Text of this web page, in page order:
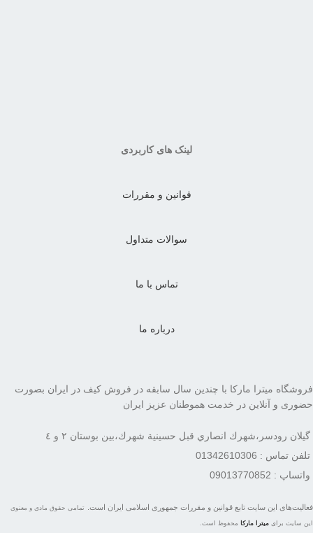
لینک های کاربردی
قوانین و مقررات
سوالات متداول
تماس با ما
درباره ما
فروشگاه میترا مارکا با چندین سال سابقه در فروش کیف در ایران بصورت
حضوری و آنلاین در خدمت هموطنان عزیز ایران
گيلان رودسر،شهرك انصاري قبل حسينية شهرك،بين بوستان ٢ و ٤
تلفن تماس : 01342610306
واتساپ : 09013770852
فعاليت‌های اين سايت تابع قوانين و مقررات جمهوری اسلامی ايران است. تمامی حقوق مادی و معنوی
این سایت برای میترا مارکا محفوظ است.